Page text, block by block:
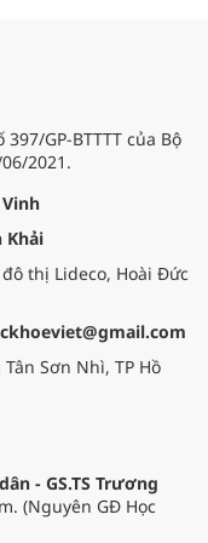
GP-BTTTT của Bộ
2021.
Khải
thị Lideco, Hoài Đức
Sơn Nhì, TP Hồ
- GS.TS Trương
(Nguyên GĐ Học